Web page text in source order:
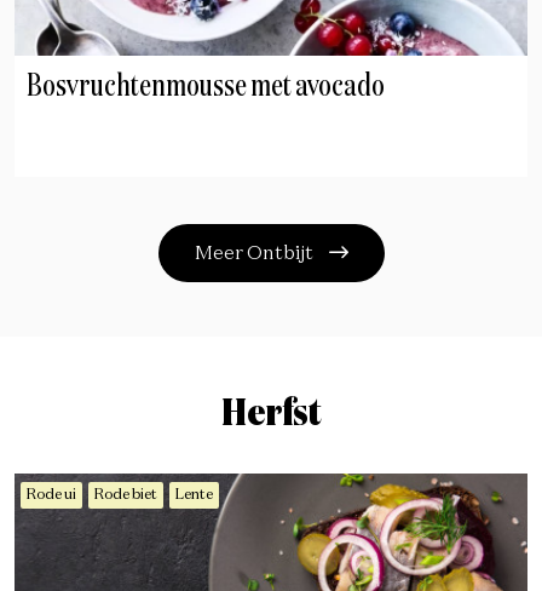
Bosvruchtenmousse met avocado
Meer Ontbijt
Herfst
Rode ui Rode biet Lente